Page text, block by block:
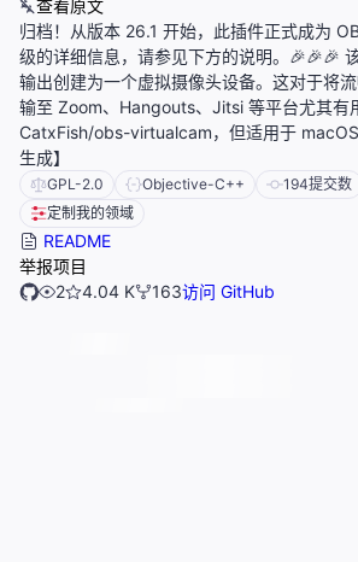
查看原文
归档！从版本 26.1 开始，此插件正式成为
级的详细信息，请参见下方的说明。🎉🎉🎉
输出创建为一个虚拟摄像头设备。这对于将
输至 Zoom、Hangouts、Jitsi 等平台尤其有
CatxFish/obs-virtualcam，但适用于
生成】
GPL-2.0 Objective-C++ 194提交数
定制我的领域
README
举报项目
2
4.04 K 163访问 GitHub